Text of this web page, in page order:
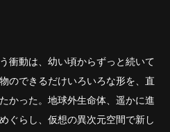
衝動は、幼い頃からずっと続いて
のできるだけいろいろな形を、直
かった。地球外生命体、遥かに進
ぐらし、仮想の異次元空間で新し